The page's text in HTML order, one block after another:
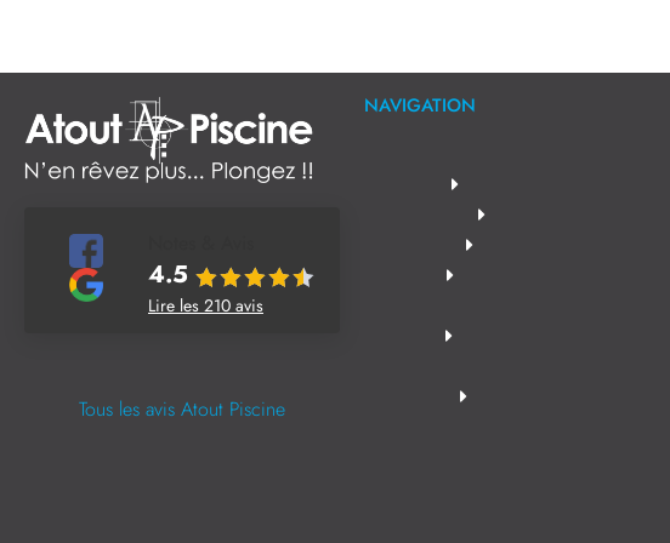
4.5
Lire les 210 avis
Tous les avis Atout Piscine
NAVIGATION